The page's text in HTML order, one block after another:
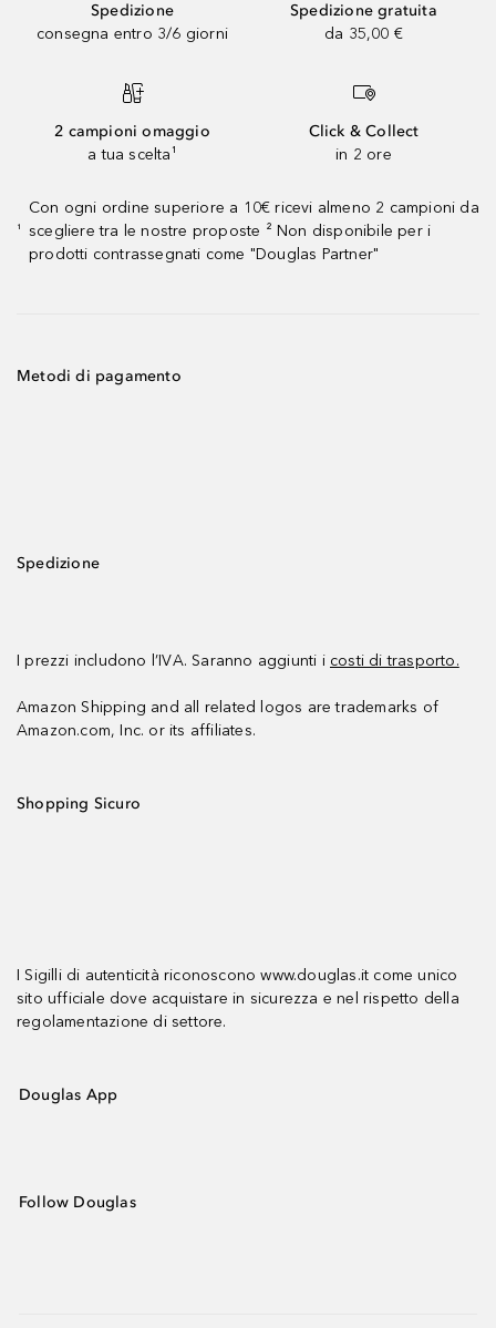
Spedizione
consegna entro 3/6 giorni
Spedizione gratuita
da 35,00 €
2 campioni omaggio
a tua scelta¹
Click & Collect
in 2 ore
¹
Con ogni ordine superiore a 10€ ricevi almeno 2 campioni da
scegliere tra le nostre proposte ² Non disponibile per i
prodotti contrassegnati come "Douglas Partner"
Metodi di pagamento
Spedizione
I prezzi includono l’IVA. Saranno aggiunti i costi di trasporto.
Amazon Shipping and all related logos are trademarks of
Amazon.com, Inc. or its affiliates.
Shopping Sicuro
I Sigilli di autenticità riconoscono www.douglas.it come unico
sito ufficiale dove acquistare in sicurezza e nel rispetto della
regolamentazione di settore.
Douglas App
Follow Douglas